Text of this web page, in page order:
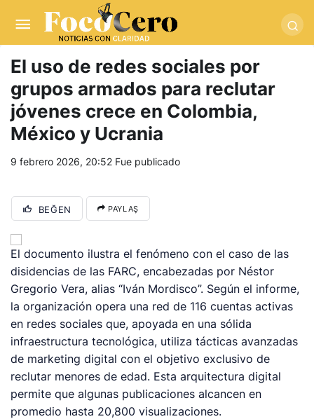
trwin giriş
masterbetting-palacebet1.com-
tlcasino giriş-betandyou-vbett34.com betovis34.net-
skyloftsbet
El uso de redes sociales por
grupos armados para reclutar
jóvenes crece en Colombia,
México y Ucrania
9 febrero 2026, 20:52 Fue publicado
BEĞEN PAYLAŞ
El documento ilustra el fenómeno con el caso de las
disidencias de las FARC, encabezadas por Néstor
Gregorio Vera, alias “Iván Mordisco”. Según el informe,
la organización opera una red de 116 cuentas activas
en redes sociales que, apoyada en una sólida
infraestructura tecnológica, utiliza tácticas avanzadas
de marketing digital con el objetivo exclusivo de
reclutar menores de edad. Esta arquitectura digital
permite que algunas publicaciones alcancen en
promedio hasta 20,800 visualizaciones.